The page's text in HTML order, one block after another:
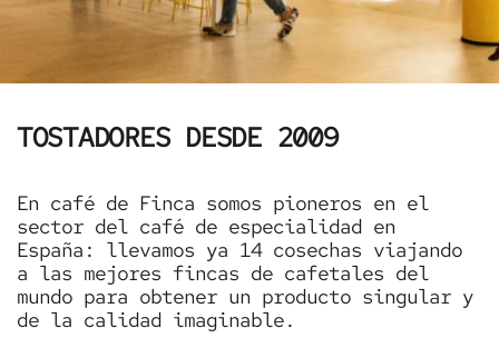
TOSTADORES DESDE 2009
En café de Finca somos pioneros en el
sector del café de especialidad en
España: llevamos ya 14 cosechas viajando
a las mejores fincas de cafetales del
mundo para obtener un producto singular y
de la calidad imaginable.